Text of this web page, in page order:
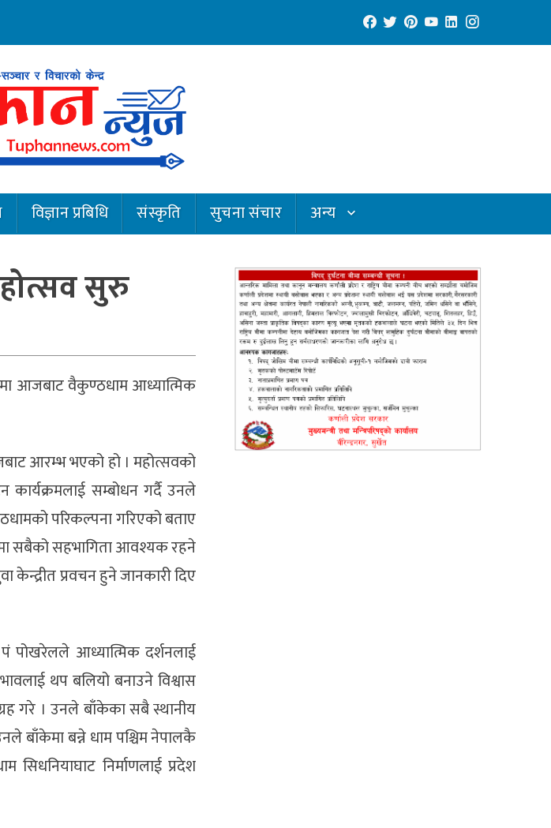
विज्ञान प्रबिधि संस्कृति सुचना संचार अन्य
सुरु
आजबाट वैकुण्ठधाम आध्यात्मिक
आरम्भ भएको हो । महोत्सवको
सम्बोधन गर्दै उनले
परिकल्पना गरिएको बताए
सबैको सहभागिता आवश्यक रहने
केन्द्रीत प्रवचन हुने जानकारी दिए
पं पोखरेलले आध्यात्मिक दर्शनलाई
थप बलियो बनाउने विश्वास
गरे । उनले बाँकेका सबै स्थानीय
बाँकेमा बन्ने धाम पश्चिम नेपालकै
सिधनियाघाट निर्माणलाई प्रदेश